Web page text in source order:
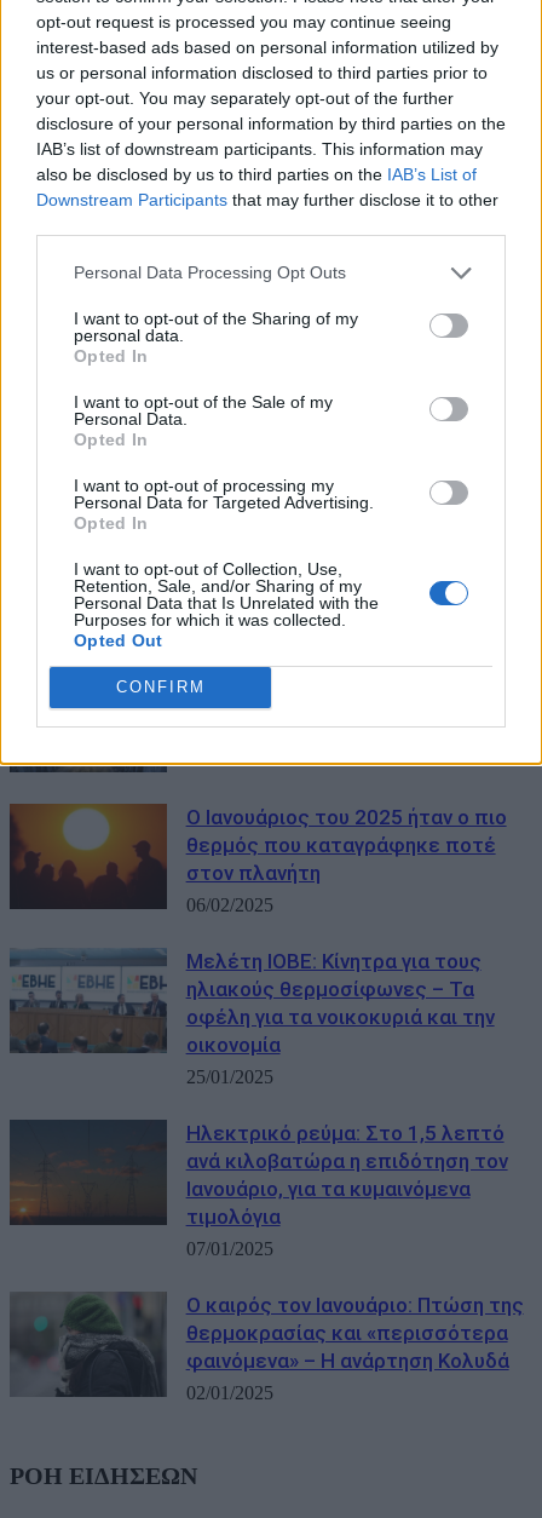
opt-out request is processed you may continue seeing
interest-based ads based on personal information utilized by
us or personal information disclosed to third parties prior to
your opt-out. You may separately opt-out of the further
disclosure of your personal information by third parties on the
IAB’s list of downstream participants. This information may
also be disclosed by us to third parties on the IAB’s List of
Downstream Participants that may further disclose it to other
Personal Data Processing Opt Outs
I want to opt-out of the Sharing of my
personal data.
Opted In
I want to opt-out of the Sale of my
Personal Data.
Opted In
I want to opt-out of processing my
Personal Data for Targeted Advertising.
Opted In
I want to opt-out of Collection, Use,
Retention, Sale, and/or Sharing of my
Personal Data that Is Unrelated with the
Purposes for which it was collected.
Opted Out
CONFIRM
ΜΠΟΡΕΙ ΝΑ ΣΑΣ ΕΝΔΙΑΦΕΡΕΙ
κλίματος – Η καλύτερη επίδοση
εδώ και 13 μήνες
01/08/2025
Eldorado Gold: Ενδιαφέρον για νέες
επενδύσεις στην Ελλάδα
Ο Ιανουάριος του 2025 ήταν ο πιο
θερμός που καταγράφηκε ποτέ
στον πλανήτη
06/02/2025
Μελέτη ΙΟΒΕ: Κίνητρα για τους
ηλιακούς θερμοσίφωνες – Τα
οφέλη για τα νοικοκυριά και την
οικονομία
25/01/2025
Ηλεκτρικό ρεύμα: Στο 1,5 λεπτό
ανά κιλοβατώρα η επιδότηση τον
Ιανουάριο, για τα κυμαινόμενα
τιμολόγια
07/01/2025
Ο καιρός τον Ιανουάριο: Πτώση της
θερμοκρασίας και «περισσότερα
φαινόμενα» – Η ανάρτηση Κολυδά
02/01/2025
ΡΟΗ ΕΙΔΗΣΕΩΝ